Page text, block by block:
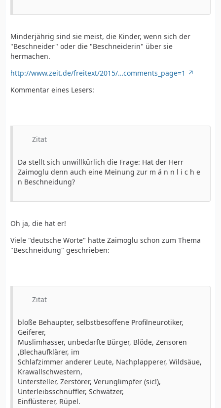
Minderjährig sind sie meist, die Kinder, wenn sich der
"Beschneider" oder die "Beschneiderin" über sie
hermachen.
http://www.zeit.de/freitext/2015/…comments_page=1
Kommentar eines Lesers:
Zitat
Da stellt sich unwillkürlich die Frage: Hat der Herr
Zaimoglu denn auch eine Meinung zur m ä n n l i c h e
n Beschneidung?
Oh ja, die hat er!
Viele "deutsche Worte" hatte Zaimoglu schon zum Thema
"Beschneidung" geschrieben:
Zitat
bloße Behaupter, selbstbesoffene Profilneurotiker,
Geiferer,
Muslimhasser, unbedarfte Bürger, Blöde, Zensoren
,Blechaufklärer, im
Schlafzimmer anderer Leute, Nachplapperer, Wildsäue,
Krawallschwestern,
Untersteller, Zerstörer, Verunglimpfer (sic!),
Unterleibsschnüffler, Schwätzer,
Einflüsterer, Rüpel.